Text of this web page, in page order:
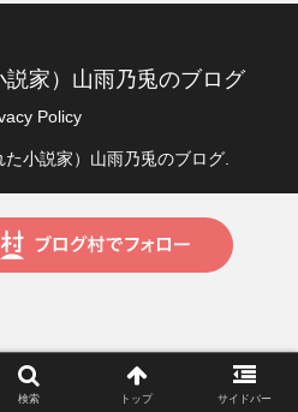
家）山雨乃兎のブログ
Policy
小説家）山雨乃兎のブログ.
検索 トップ サイドバー